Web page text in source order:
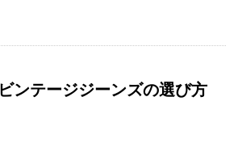
ビンテージジーンズの選び方